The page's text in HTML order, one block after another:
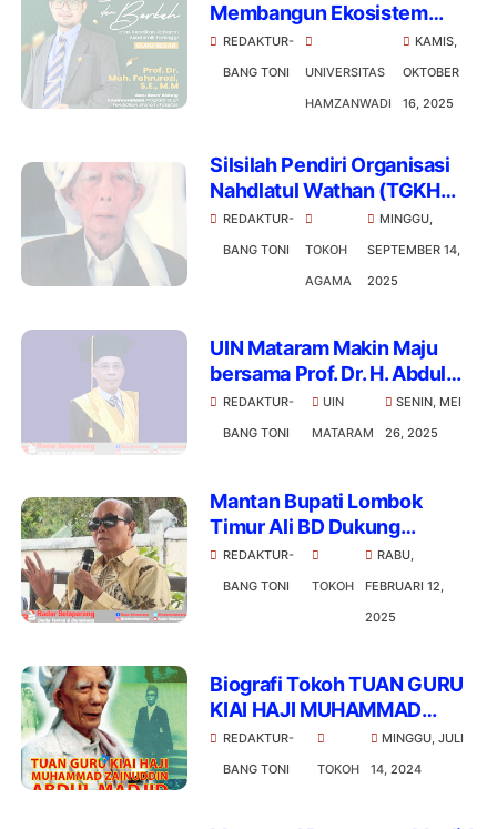
Membangun Ekosistem
Inovasi dari Kampus
Hamzanwadi untuk Dunia
REDAKTUR-
BANG TONI
UNIVERSITAS
HAMZANWADI
KAMIS,
OKTOBER
16, 2025
Silsilah Pendiri Organisasi
Nahdlatul Wathan (TGKH
Muhammad Zainuddin Abdul
Majid)
REDAKTUR-
BANG TONI
TOKOH
AGAMA
MINGGU,
SEPTEMBER 14,
2025
UIN Mataram Makin Maju
bersama Prof. Dr. H. Abdul
Fattah
REDAKTUR-
BANG TONI
UIN
MATARAM
SENIN, MEI
26, 2025
Mantan Bupati Lombok
Timur Ali BD Dukung
Pemangkasan Anggaran
oleh Presiden Prabowo
REDAKTUR-
BANG TONI
TOKOH
RABU,
FEBRUARI 12,
2025
Biografi Tokoh TUAN GURU
KIAI HAJI MUHAMMAD
ZAINUDDIN ABDUL MADJID
REDAKTUR-
BANG TONI
TOKOH
MINGGU, JULI
14, 2024